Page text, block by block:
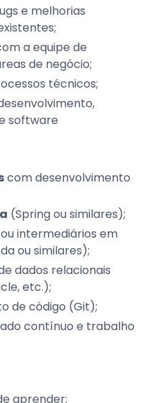
e melhorias
a equipe de
de negócio;
técnicos;
software
com desenvolvimento
(Spring ou similares);
intermediários em
ou similares);
dados relacionais
etc.);
de código (Git);
contínuo e trabalho
aprender;